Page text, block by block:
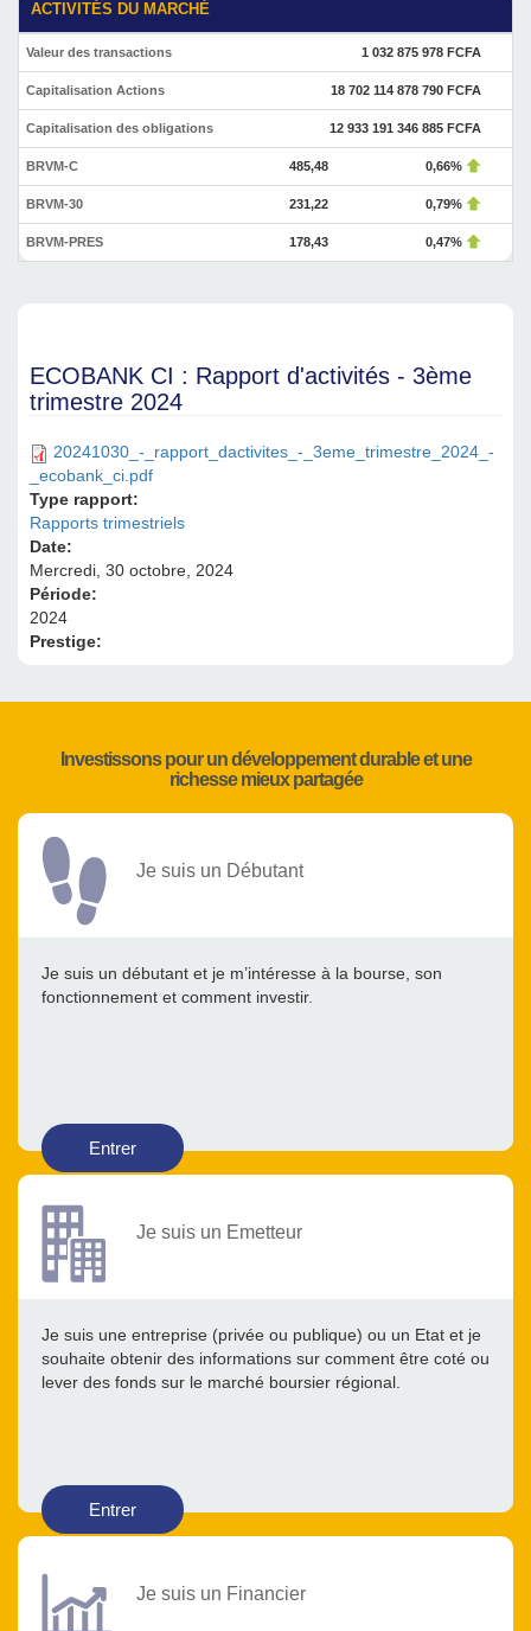
ACTIVITÉS DU MARCHÉ
Valeur des transactions 1 032 875 978 FCFA
Capitalisation Actions 18 702 114 878 790 FCFA
Capitalisation des obligations 12 933 191 346 885 FCFA
BRVM-C 485,48 0,66%
BRVM-30 231,22 0,79%
BRVM-PRES 178,43 0,47%
ECOBANK CI : Rapport d'activités - 3ème
trimestre 2024
20241030_-_rapport_dactivites_-_3eme_trimestre_2024_-
_ecobank_ci.pdf
Type rapport:
Rapports trimestriels
Date:
Mercredi, 30 octobre, 2024
Période:
2024
Prestige:
Investissons pour un développement durable et une
richesse mieux partagée
Je suis un Débutant
Je suis un débutant et je m’intéresse à la bourse, son
fonctionnement et comment investir.
Entrer
Je suis un Emetteur
Je suis une entreprise (privée ou publique) ou un Etat et je
souhaite obtenir des informations sur comment être coté ou
lever des fonds sur le marché boursier régional.
Entrer
Je suis un Financier